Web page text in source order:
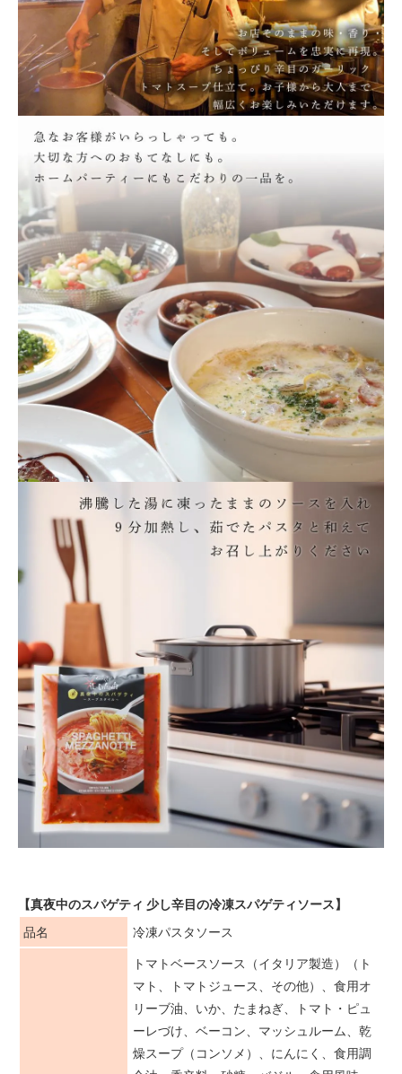
【真夜中のスパゲティ 少し辛目の冷凍スパゲティソース】
品名
冷凍パスタソース
トマトベースソース（イタリア製造）（ト
マト、トマトジュース、その他）、食用オ
リーブ油、いか、たまねぎ、トマト・ピュ
ーレづけ、ベーコン、マッシュルーム、乾
燥スープ（コンソメ）、にんにく、食用調